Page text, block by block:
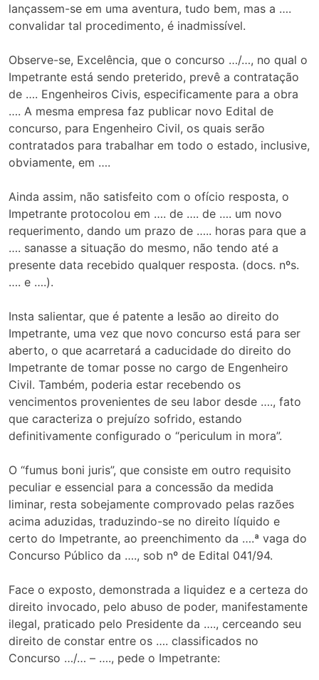
lançassem-se em uma aventura, tudo bem, mas a ….
convalidar tal procedimento, é inadmissível.
Observe-se, Excelência, que o concurso …/…, no qual o
Impetrante está sendo preterido, prevê a contratação
de …. Engenheiros Civis, especificamente para a obra
…. A mesma empresa faz publicar novo Edital de
concurso, para Engenheiro Civil, os quais serão
contratados para trabalhar em todo o estado, inclusive,
obviamente, em ….
Ainda assim, não satisfeito com o ofício resposta, o
Impetrante protocolou em …. de …. de …. um novo
requerimento, dando um prazo de ….. horas para que a
…. sanasse a situação do mesmo, não tendo até a
presente data recebido qualquer resposta. (docs. nºs.
…. e ….).
Insta salientar, que é patente a lesão ao direito do
Impetrante, uma vez que novo concurso está para ser
aberto, o que acarretará a caducidade do direito do
Impetrante de tomar posse no cargo de Engenheiro
Civil. Também, poderia estar recebendo os
vencimentos provenientes de seu labor desde …., fato
que caracteriza o prejuízo sofrido, estando
definitivamente configurado o “periculum in mora”.
O “fumus boni juris”, que consiste em outro requisito
peculiar e essencial para a concessão da medida
liminar, resta sobejamente comprovado pelas razões
acima aduzidas, traduzindo-se no direito líquido e
certo do Impetrante, ao preenchimento da ….ª vaga do
Concurso Público da …., sob nº de Edital 041/94.
Face o exposto, demonstrada a liquidez e a certeza do
direito invocado, pelo abuso de poder, manifestamente
ilegal, praticado pelo Presidente da …., cerceando seu
direito de constar entre os …. classificados no
Concurso …/… – …., pede o Impetrante: